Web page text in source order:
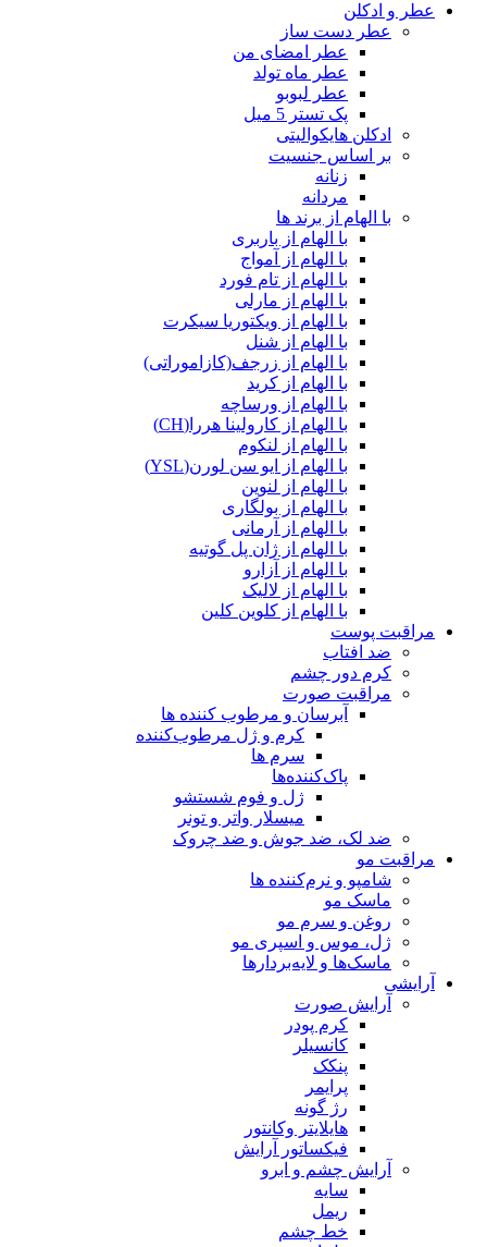
عطر و ادکلن
عطر دست ساز
عطر امضای من
عطر ماه تولد
عطر لبوبو
پک تستر 5 میل
ادکلن هایکوالیتی
بر اساس جنسیت
زنانه
مردانه
با الهام از برند ها
با الهام از باربری
با الهام از آمواج
با الهام از تام فورد
با الهام از مارلی
با الهام از ویکتوریا سیکرت
با الهام از شنل
با الهام از زرجف(کازاموراتی)
با الهام از کرید
با الهام از ورساچه
با الهام از کارولینا هررا(CH)
با الهام از لنکوم
با الهام از ایو سن لورن(YSL)
با الهام از لنوین
با الهام از بولگاری
با الهام از آرمانی
با الهام از ژان پل گوتیه
با الهام از آزارو
با الهام از لالیک
با الهام از کلوین کلین
مراقبت پوست
ضد افتاب
کرم دور چشم
مراقبت صورت
آبرسان و مرطوب کننده ها
کرم و ژل مرطوب‌کننده
سرم ها
پاک‌کننده‌ها
ژل و فوم شستشو
میسلار واتر و تونر
ضد لک، ضد جوش و ضد چروک
مراقبت مو
شامپو و نرم‌کننده ها
ماسک مو
روغن و سرم مو
ژل، موس و اسپری مو
ماسک‌ها و لایه‌بردارها
آرایشی
آرایش صورت
کرم پودر
کانسیلر
پنکک
پرایمر
رژ گونه
هایلایتر وکانتور
فیکساتور آرایش
آرایش چشم و ابرو
سایه
ریمل
خط چشم